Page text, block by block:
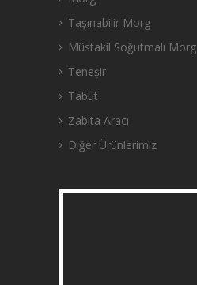
Taşınabilir Morg
Müstakil Soğutmalı Morg
Teneşir
Tabut
Zabıta Aracı
Diğer Ürünlerimiz